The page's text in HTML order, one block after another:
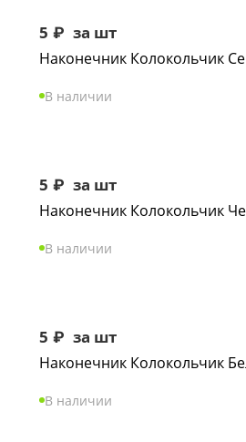
5 ₽ за шт
Наконечник Колокольчик
В наличии
5 ₽ за шт
Наконечник Колокольчик
В наличии
5 ₽ за шт
Наконечник Колокольчик
В наличии